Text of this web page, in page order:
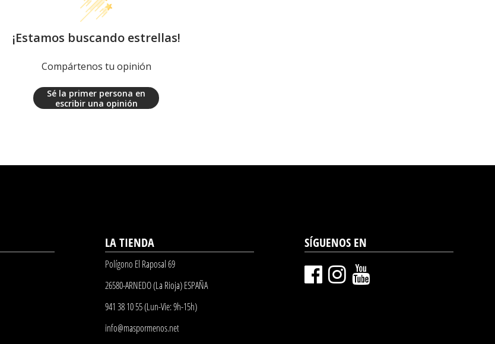
¡Estamos buscando estrellas!
Compártenos tu opinión
Sé la primer persona en
escribir una opinión
LA TIENDA
Polígono El Raposal 69
26580-ARNEDO (La Rioja) ESPAÑA
941 38 10 55 (Lun-Vie: 9h-15h)
info@maspormenos.net
SÍGUENOS EN